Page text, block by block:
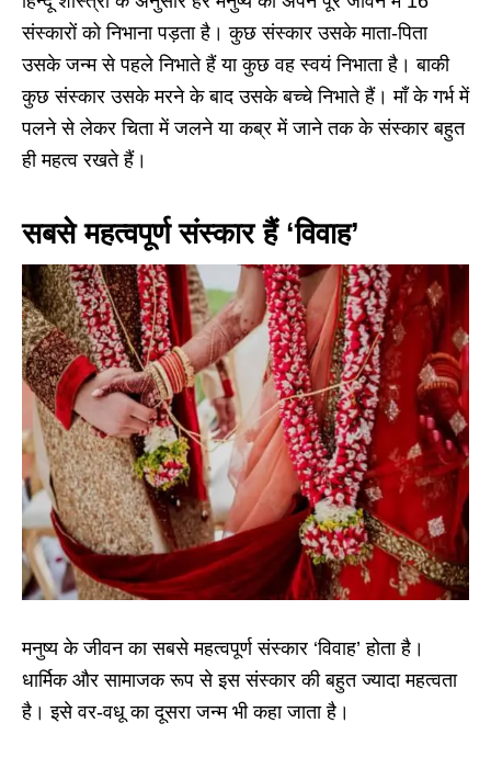
संस्कारों को निभाना पड़ता है। कुछ संस्कार उसके माता-पिता
उसके जन्म से पहले निभाते हैं या कुछ वह स्वयं निभाता है। बाकी
कुछ संस्कार उसके मरने के बाद उसके बच्चे निभाते हैं। माँ के गर्भ में
पलने से लेकर चिता में जलने या कब्र में जाने तक के संस्कार बहुत
ही महत्व रखते हैं।
सबसे महत्वपूर्ण संस्कार हैं ‘विवाह’
मनुष्य के जीवन का सबसे महत्वपूर्ण संस्कार ‘विवाह’ होता है।
धार्मिक और सामाजक रूप से इस संस्कार की बहुत ज्यादा महत्वता
है। इसे वर-वधू का दूसरा जन्म भी कहा जाता है।